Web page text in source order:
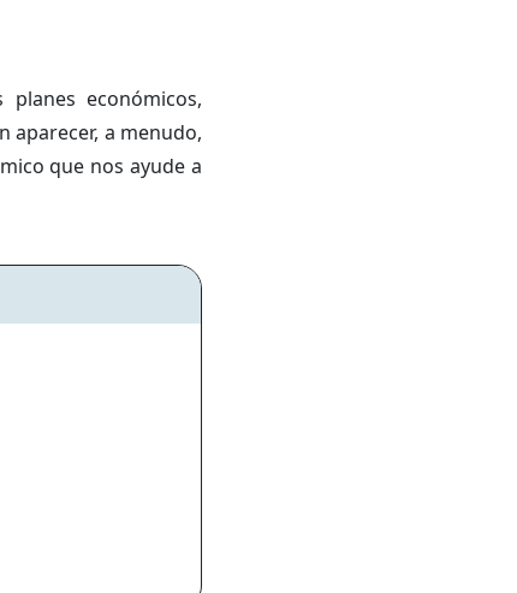
económicos,
aparecer, a menudo,
que nos ayude a